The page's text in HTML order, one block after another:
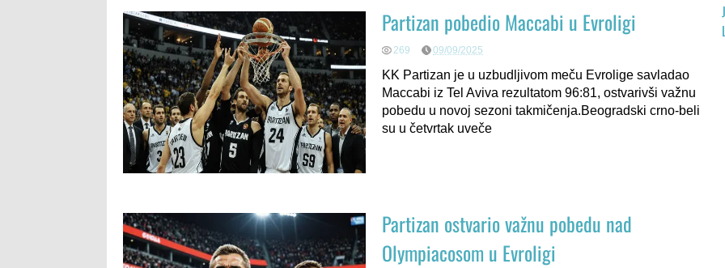
Partizan pobedio Maccabi u Evroligi
269 09/09/2025
KK Partizan je u uzbudljivom meču Evrolige savladao
Maccabi iz Tel Aviva rezultatom 96:81, ostvarivši važnu
pobedu u novoj sezoni takmičenja.Beogradski crno-beli
su u četvrtak uveče
Partizan ostvario važnu pobedu nad
Olympiacosom u Evroligi